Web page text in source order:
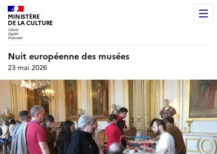
MINISTÈRE
DE LA CULTURE
Nuit européenne des musées
23 mai 2026